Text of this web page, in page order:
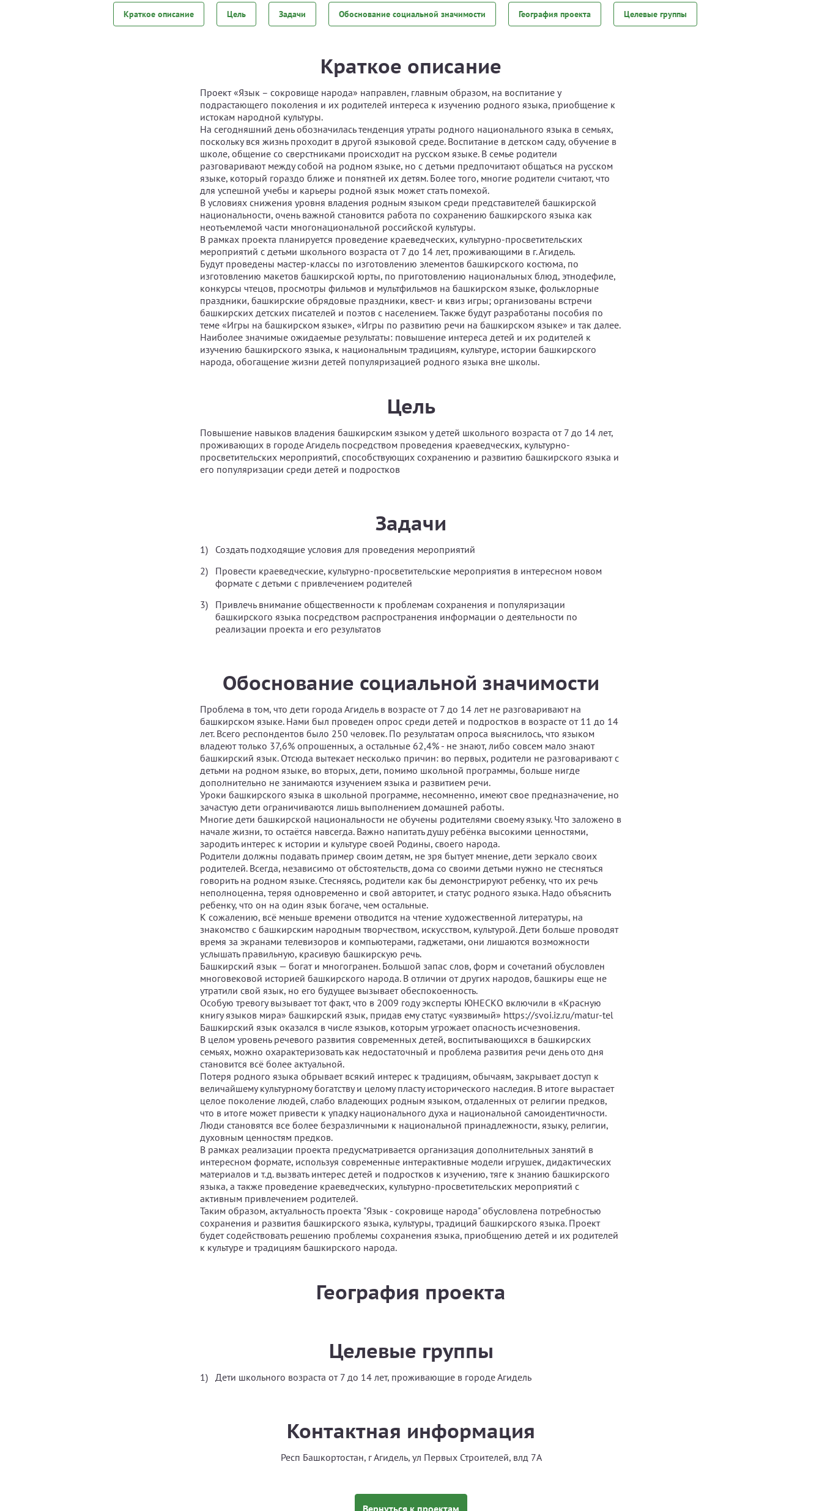
Краткое описание Цель Задачи Обоснование социальной значимости География проекта Целевые группы
Краткое описание
Проект «Язык – сокровище народа» направлен, главным образом, на воспитание у
подрастающего поколения и их родителей интереса к изучению родного языка, приобщение к
истокам народной культуры.
На сегодняшний день обозначилась тенденция утраты родного национального языка в семьях,
поскольку вся жизнь проходит в другой языковой среде. Воспитание в детском саду, обучение в
школе, общение со сверстниками происходит на русском языке. В семье родители
разговаривают между собой на родном языке, но с детьми предпочитают общаться на русском
языке, который гораздо ближе и понятней их детям. Более того, многие родители считают, что
для успешной учебы и карьеры родной язык может стать помехой.
В условиях снижения уровня владения родным языком среди представителей башкирской
национальности, очень важной становится работа по сохранению башкирского языка как
неотъемлемой части многонациональной российской культуры.
В рамках проекта планируется проведение краеведческих, культурно-просветительских
мероприятий с детьми школьного возраста от 7 до 14 лет, проживающими в г. Агидель.
Будут проведены мастер-классы по изготовлению элементов башкирского костюма, по
изготовлению макетов башкирской юрты, по приготовлению национальных блюд, этнодефиле,
конкурсы чтецов, просмотры фильмов и мультфильмов на башкирском языке, фольклорные
праздники, башкирские обрядовые праздники, квест- и квиз игры; организованы встречи
башкирских детских писателей и поэтов с населением. Также будут разработаны пособия по
теме «Игры на башкирском языке», «Игры по развитию речи на башкирском языке» и так далее.
Наиболее значимые ожидаемые результаты: повышение интереса детей и их родителей к
изучению башкирского языка, к национальным традициям, культуре, истории башкирского
народа, обогащение жизни детей популяризацией родного языка вне школы.
Цель
Повышение навыков владения башкирским языком у детей школьного возраста от 7 до 14 лет,
проживающих в городе Агидель посредством проведения краеведческих, культурно-
просветительских мероприятий, способствующих сохранению и развитию башкирского языка и
его популяризации среди детей и подростков
Задачи
Создать подходящие условия для проведения мероприятий
Провести краеведческие, культурно-просветительские мероприятия в интересном новом
формате с детьми с привлечением родителей
Привлечь внимание общественности к проблемам сохранения и популяризации
башкирского языка посредством распространения информации о деятельности по
реализации проекта и его результатов
Обоснование социальной значимости
Проблема в том, что дети города Агидель в возрасте от 7 до 14 лет не разговаривают на
башкирском языке. Нами был проведен опрос среди детей и подростков в возрасте от 11 до 14
лет. Всего респондентов было 250 человек. По результатам опроса выяснилось, что языком
владеют только 37,6% опрошенных, а остальные 62,4% - не знают, либо совсем мало знают
башкирский язык. Отсюда вытекает несколько причин: во первых, родители не разговаривают с
детьми на родном языке, во вторых, дети, помимо школьной программы, больше нигде
дополнительно не занимаются изучением языка и развитием речи.
Уроки башкирского языка в школьной программе, несомненно, имеют свое предназначение, но
зачастую дети ограничиваются лишь выполнением домашней работы.
Многие дети башкирской национальности не обучены родителями своему языку. Что заложено в
начале жизни, то остаётся навсегда. Важно напитать душу ребёнка высокими ценностями,
зародить интерес к истории и культуре своей Родины, своего народа.
Родители должны подавать пример своим детям, не зря бытует мнение, дети зеркало своих
родителей. Всегда, независимо от обстоятельств, дома со своими детьми нужно не стесняться
говорить на родном языке. Стесняясь, родители как бы демонстрируют ребенку, что их речь
неполноценна, теряя одновременно и свой авторитет, и статус родного языка. Надо объяснить
ребенку, что он на один язык богаче, чем остальные.
К сожалению, всё меньше времени отводится на чтение художественной литературы, на
знакомство с башкирским народным творчеством, искусством, культурой. Дети больше проводят
время за экранами телевизоров и компьютерами, гаджетами, они лишаются возможности
услышать правильную, красивую башкирскую речь.
Башкирский язык — богат и многогранен. Большой запас слов, форм и сочетаний обусловлен
многовековой историей башкирского народа. В отличии от других народов, башкиры еще не
утратили свой язык, но его будущее вызывает обеспокоенность.
Особую тревогу вызывает тот факт, что в 2009 году эксперты ЮНЕСКО включили в «Красную
книгу языков мира» башкирский язык, придав ему статус «уязвимый» https://svoi.iz.ru/matur-tel
Башкирский язык оказался в числе языков, которым угрожает опасность исчезновения.
В целом уровень речевого развития современных детей, воспитывающихся в башкирских
семьях, можно охарактеризовать как недостаточный и проблема развития речи день ото дня
становится всё более актуальной.
Потеря родного языка обрывает всякий интерес к традициям, обычаям, закрывает доступ к
величайшему культурному богатству и целому пласту исторического наследия. В итоге вырастает
целое поколение людей, слабо владеющих родным языком, отдаленных от религии предков,
что в итоге может привести к упадку национального духа и национальной самоидентичности.
Люди становятся все более безразличными к национальной принадлежности, языку, религии,
духовным ценностям предков.
В рамках реализации проекта предусматривается организация дополнительных занятий в
интересном формате, используя современные интерактивные модели игрушек, дидактических
материалов и т.д. вызвать интерес детей и подростков к изучению, тяге к знанию башкирского
языка, а также проведение краеведческих, культурно-просветительских мероприятий с
активным привлечением родителей.
Таким образом, актуальность проекта "Язык - сокровище народа" обусловлена потребностью
сохранения и развития башкирского языка, культуры, традиций башкирского языка. Проект
будет содействовать решению проблемы сохранения языка, приобщению детей и их родителей
к культуре и традициям башкирского народа.
География проекта
Целевые группы
Дети школьного возраста от 7 до 14 лет, проживающие в городе Агидель
Контактная информация
Респ Башкортостан, г Агидель, ул Первых Строителей, влд 7А
Вернуться к проектам